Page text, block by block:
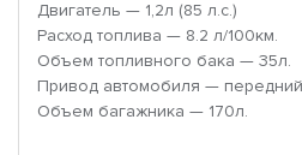
Двигатель — 1,2л (85 л.с.)
Расход топлива — 8.2 л/100км.
Объем топливного бака — 35л.
Привод автомобиля —
Объем багажника — 170л.